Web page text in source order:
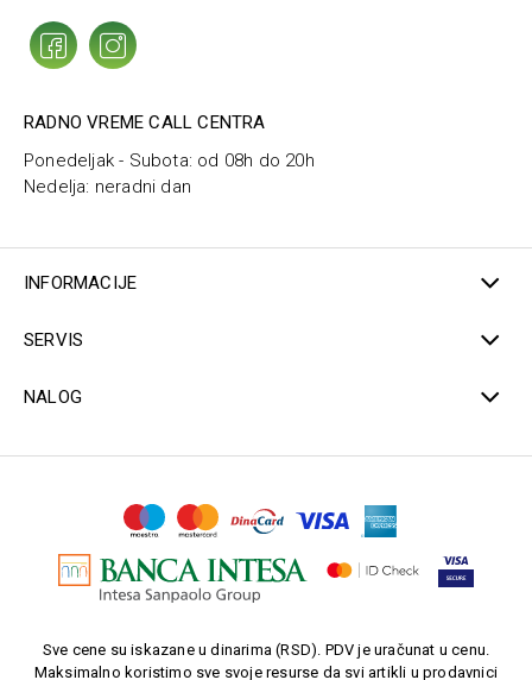
RADNO VREME CALL CENTRA
Ponedeljak - Subota: od 08h do 20h
Nedelja: neradni dan
INFORMACIJE
SERVIS
NALOG
Sve cene su iskazane u dinarima (RSD). PDV je uračunat u cenu.
Maksimalno koristimo sve svoje resurse da svi artikli u prodavnici